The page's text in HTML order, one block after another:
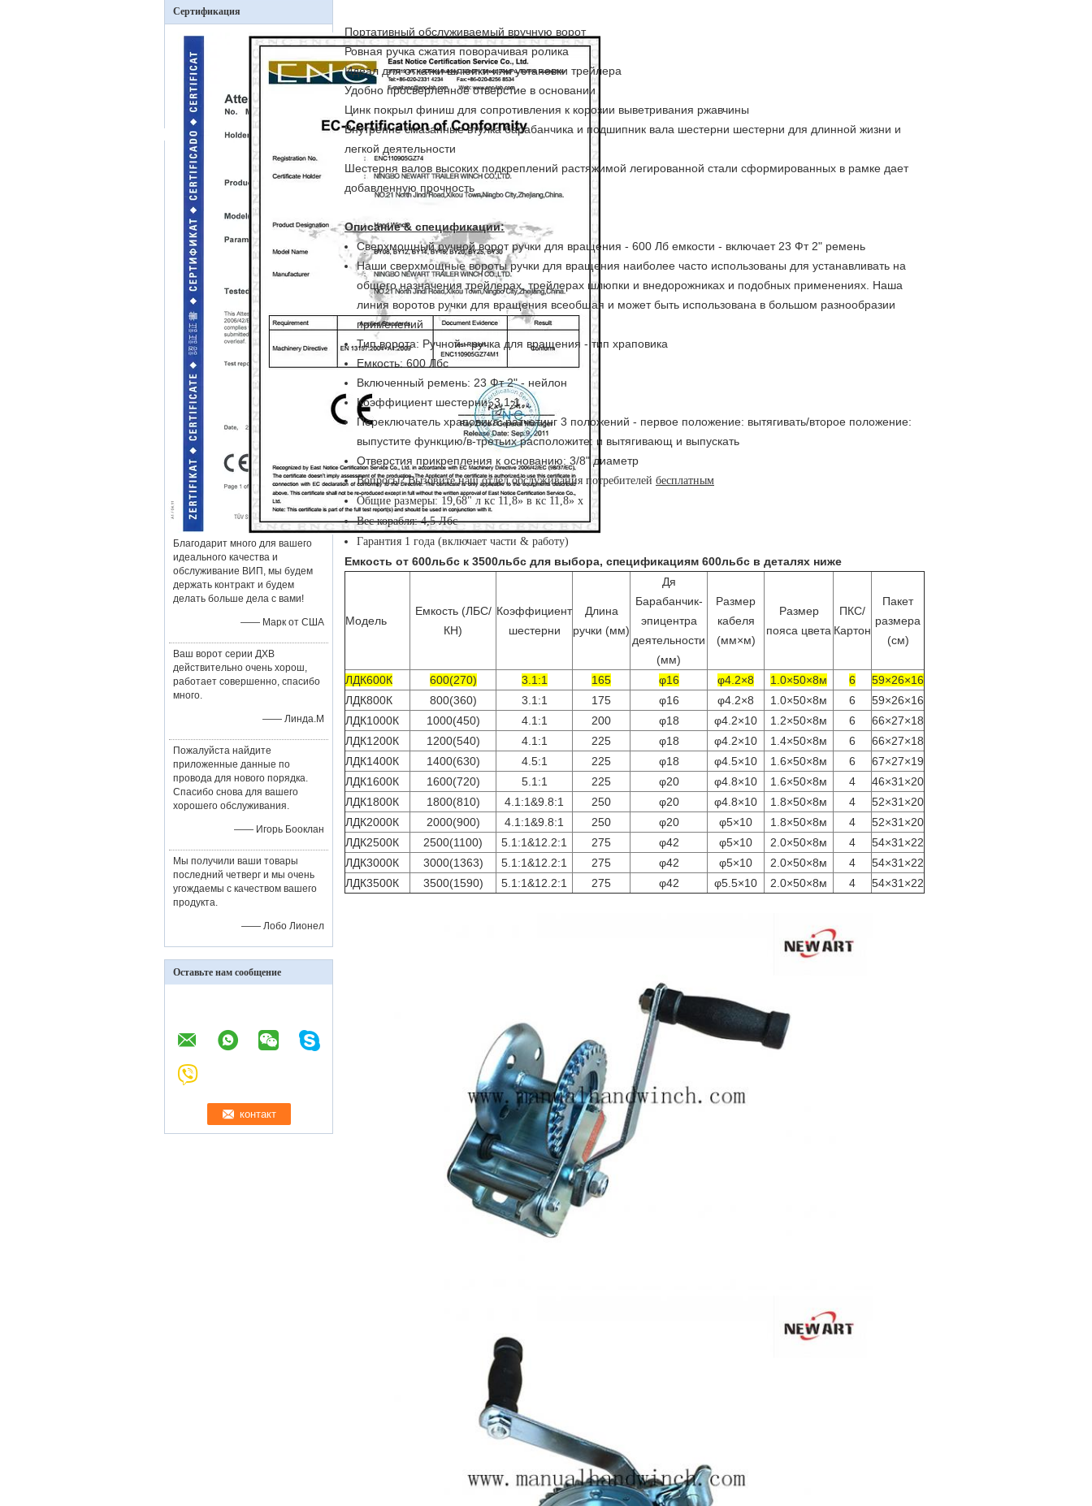
Сертификация
Благодарит много для вашего
идеального качества и
обслуживание ВИП, мы будем
держать контракт и будем
делать больше дела с вами!
—— Марк от США
Ваш ворот серии ДХВ
действительно очень хорош,
работает совершенно, спасибо
много.
—— Линда.М
Пожалуйста найдите
приложенные данные по
провода для нового порядка.
Спасибо снова для вашего
хорошего обслуживания.
—— Игорь Бооклан
Мы получили ваши товары
последний четверг и мы очень
угождаемы с качеством вашего
продукта.
—— Лобо Лионел
Оставьте нам сообщение
Портативный обслуживаемый вручную ворот
Ровная ручка сжатия поворачивая ролика
Идеал для откатки шлюпки или установки трейлера
Удобно просверленное отверстие в основании
Цинк покрыл финиш для сопротивления к корозии выветривания ржавчины
Внутренне смазанные втулка барабанчика и подшипник вала шестерни шестерни для длинной жизни и
легкой деятельности
Шестерня валов высоких подкреплений растяжимой легированной стали сформированных в рамке дает
добавленную прочность
Описание & спецификации:
Сверхмощный ручной ворот ручки для вращения - 600 Лб емкости - включает 23 Фт 2" ремень
Наши сверхмощные вороты ручки для вращения наиболее часто использованы для устанавливать на
общего назначения трейлерах, трейлерах шлюпки и внедорожниках и подобных применениях. Наша
линия воротов ручки для вращения всеобщая и может быть использована в большом разнообразии
применений
Тип ворота: Ручной - ручка для вращения - тип храповика
Емкость: 600 Лбс
Включенный ремень: 23 Фт 2" - нейлон
Коэффициент шестерни: 3.1:1
Переключатель храповика: ратчетинг 3 положений - первое положение: вытягивать/второе положение:
выпустите функцию/в-третьих расположите: и вытягивающ и выпускать
Отверстия прикрепления к основанию: 3/8" диаметр
Вопросы? Вызовите наш отдел обслуживания потребителей бесплатным
Общие размеры: 19,68" л кс 11,8» в кс 11,8» х
Вес корабля: 4,5 Лбс
Гарантия 1 года (включает части & работу)
Емкость от 600льбс к 3500льбс для выбора, спецификациям 600льбс в деталях ниже
Модель
Емкость (ЛБС/
КН)
Коэффициент
шестерни
Длина
ручки (мм)
Дя
Барабанчик-
эпицентра
деятельности
(мм)
Размер
кабеля
(мм×м)
Размер
пояса цвета
ПКС/
Картон
Пакет
размера
(см)
ЛДК600К 600(270) 3.1:1 165 φ16 φ4.2×8 1.0×50×8м 6
59×26×16
ЛДК800К
800(360) 3.1:1 175 φ16 φ4.2×8 1.0×50×8м 6
59×26×16
ЛДК1000К
1000(450) 4.1:1 200 φ18 φ4.2×10 1.2×50×8м 6
66×27×18
ЛДК1200К
1200(540) 4.1:1 225 φ18 φ4.2×10 1.4×50×8м 6
66×27×18
ЛДК1400К
1400(630) 4.5:1 225 φ18 φ4.5×10 1.6×50×8м 6
67×27×19
ЛДК1600К
1600(720) 5.1:1 225 φ20 φ4.8×10 1.6×50×8м 4
46×31×20
ЛДК1800К
1800(810) 4.1:1&9.8:1 250 φ20 φ4.8×10 1.8×50×8м 4
52×31×20
ЛДК2000К
2000(900) 4.1:1&9.8:1 250 φ20 φ5×10 1.8×50×8м 4
52×31×20
ЛДК2500К
2500(1100) 5.1:1&12.2:1 275 φ42 φ5×10 2.0×50×8м 4
54×31×22
ЛДК3000К
3000(1363) 5.1:1&12.2:1 275 φ42 φ5×10 2.0×50×8м 4
54×31×22
ЛДК3500К
3500(1590) 5.1:1&12.2:1 275 φ42 φ5.5×10 2.0×50×8м 4 54×31×22